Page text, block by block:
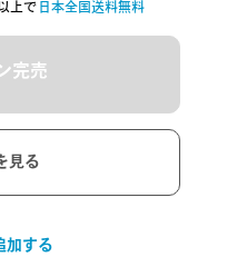
上で 日本全国送料無料
完売
見る
加する